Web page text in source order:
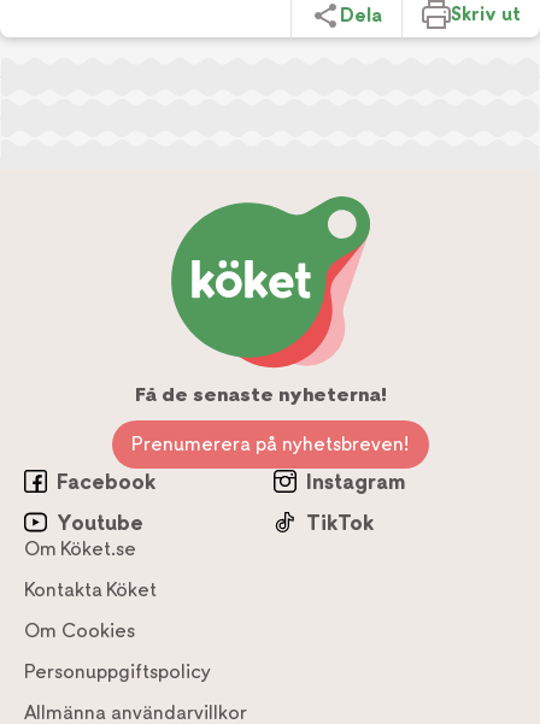
Dela Skriv ut
Få de senaste nyheterna!
Prenumerera på nyhetsbreven!
Facebook
Instagram
Youtube
TikTok
Om Köket.se
Kontakta Köket
Om Cookies
Personuppgiftspolicy
Allmänna användarvillkor